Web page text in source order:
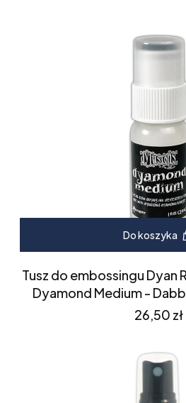
Do koszyka
Tusz do embossingu Dyan
Dyamond Medium -
Cena
26,50 zł